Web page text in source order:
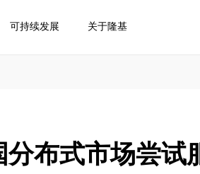
可持续发展 关于隆基
布式市场尝试